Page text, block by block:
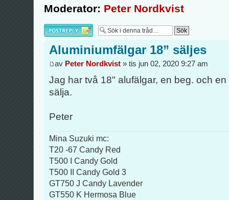
Moderator: Peter Nordkvist
Besvara
Aluminiumfälgar 18” säljes
av Peter Nordkvist » tis jun 02, 2020 9:27 am
Jag har två 18" alufälgar, en beg. och
sälja.
Peter
Mina Suzuki mc:
T20 -67 Candy Red
T500 I Candy Gold
T500 II Candy Gold 3
GT750 J Candy Lavender
GT550 K Hermosa Blue